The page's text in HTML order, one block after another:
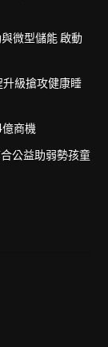
微型儲能 啟動
級搶攻健康睡
商機
公益助弱勢孩童